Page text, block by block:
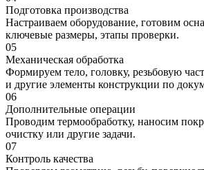
Подготовка производства
Настраиваем оборудование, готовим
ключевые размеры, этапы проверки.
05
Механическая обработка
Формируем тело, головку, резьбовую
и другие элементы конструкции по
06
Дополнительные операции
Проводим термообработку, наносим
очистку или другие задачи.
07
Контроль качества